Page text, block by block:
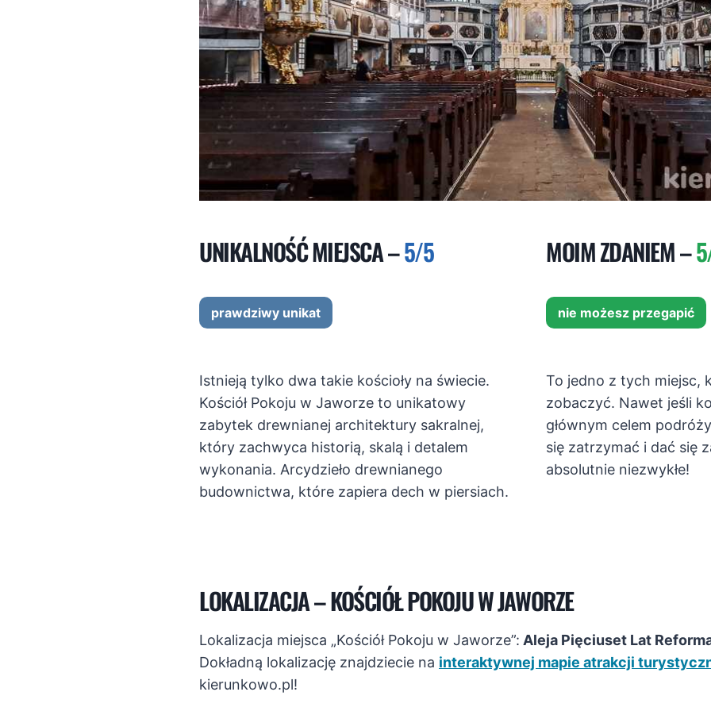
UNIKALNOŚĆ MIEJSCA –5/5
prawdziwy unikat
Istnieją tylko dwa takie kościoły na świecie.
Kościół Pokoju w Jaworze to unikatowy
zabytek drewnianej architektury sakralnej,
który zachwyca historią, skalą i detalem
wykonania. Arcydzieło drewnianego
budownictwa, które zapiera dech w piersiach.
MOIM ZDANIEM –
nie możesz przegapić
To jedno z tych miejsc,
zobaczyć. Nawet jeśli
głównym celem
się zatrzymać i dać się
absolutnie niezwykłe!
LOKALIZACJA – KOŚCIÓŁ POKOJU W JAWORZE
Lokalizacja miejsca „Kościół Pokoju w Jaworze”: Aleja Pięciuset Lat
Dokładną lokalizację znajdziecie na interaktywnej mapie atrakcji
kierunkowo.pl!